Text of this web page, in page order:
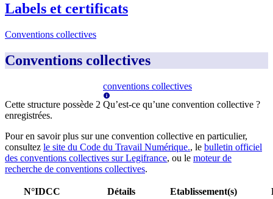
Labels et certificats
Conventions collectives
Conventions collectives
Cette structure possède 2
conventions collectives
Qu’est-ce qu’une convention collective ?
enregistrées.
Pour en savoir plus sur une convention collective en particulier,
consultez le site du Code du Travail Numérique., le bulletin officiel
des conventions collectives sur Legifrance, ou le moteur de
recherche de conventions collectives.
N°IDCC Détails Etablissement(s)